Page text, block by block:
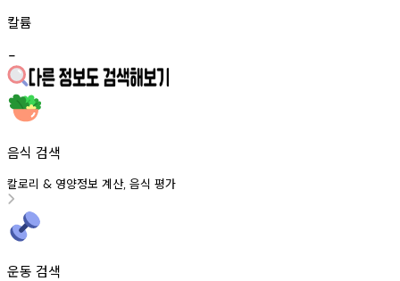
칼륨
-
음식 검색
칼로리 & 영양정보 계산, 음식 평가
운동 검색